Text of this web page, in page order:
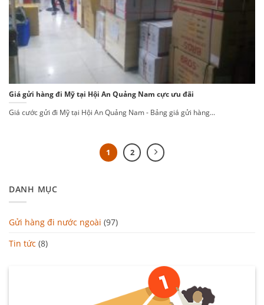
Giá gửi hàng đi Mỹ tại Hội An Quảng Nam cực ưu đãi
Giá cước gửi đi Mỹ tại Hội An Quảng Nam - Bảng giá gửi hàng...
1 2
DANH MỤC
Gửi hàng đi nước ngoài (97)
Tin tức (8)